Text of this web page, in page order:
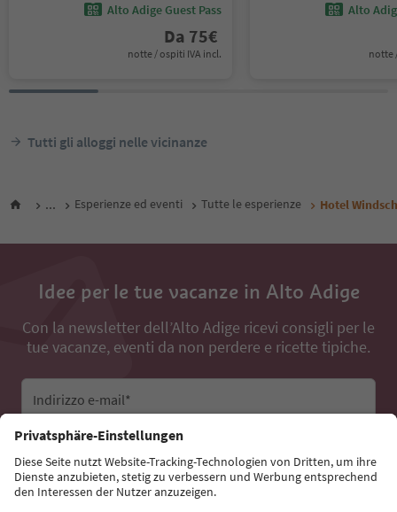
Alto Adige Guest Pass
Da 75€
notte / ospiti IVA incl.
Alto
notte
Tutti gli alloggi nelle vicinanze
... Esperienze ed eventi Tutte le esperienze Hotel
Idee per le tue vacanze in Alto Adige
Con la newsletter dell’Alto Adige ricevi consigli per le
tue vacanze, eventi da non perdere e ricette tipiche.
Indirizzo e-mail*
Iscriviti alla newsletter